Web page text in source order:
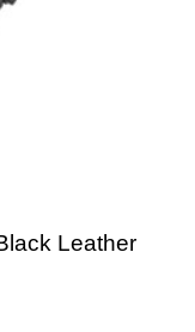
Leather